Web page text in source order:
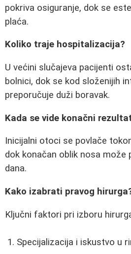
pokriva osiguranje, dok se
plaća.
Koliko traje hospitalizacija?
U većini slučajeva pacijenti
bolnici, dok se kod složenijih
preporučuje duži boravak.
Kada se vide konačni
Inicijalni otoci se povlače
dok konačan oblik nosa može
dana.
Kako izabrati pravog
Ključni faktori pri izboru
Specijalizacija i iskustvo u